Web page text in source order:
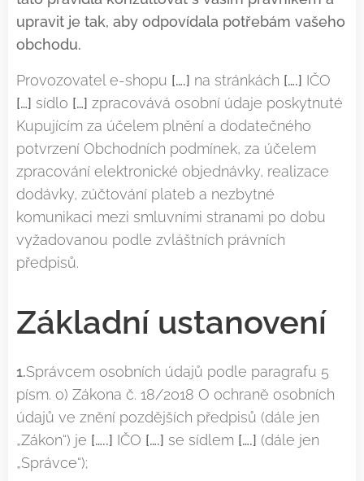
upravit je tak, aby odpovídala potřebám vašeho
obchodu.
Provozovatel e-shopu [….] na stránkách [….] IČO
[…] sídlo […] zpracovává osobní údaje poskytnuté
Kupujícím za účelem plnění a dodatečného
potvrzení Obchodních podmínek, za účelem
zpracování elektronické objednávky, realizace
dodávky, zúčtování plateb a nezbytné
komunikaci mezi smluvními stranami po dobu
vyžadovanou podle zvláštních právních
předpisů.
Základní ustanovení
1.Správcem osobních údajů podle paragrafu 5
písm. o) Zákona č. 18/2018 O ochraně osobních
údajů ve znění pozdějších předpisů (dále jen
„Zákon“) je […..] IČO [….] se sídlem [….] (dále jen
„Správce“);